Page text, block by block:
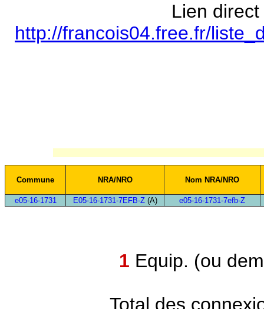
Lien
http://francois04.free.fr/
Commune NRA/NRO Nom NRA/NRO
e05-16-1731 E05-16-1731-7EFB-Z(A) e05-16-1731-7efb-Z
1 Equip. (ou
Total des